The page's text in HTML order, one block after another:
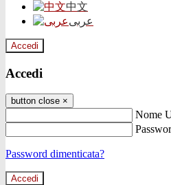
中文
عربى
Accedi
Accedi
button close ×
Nome
Password dimenticata?